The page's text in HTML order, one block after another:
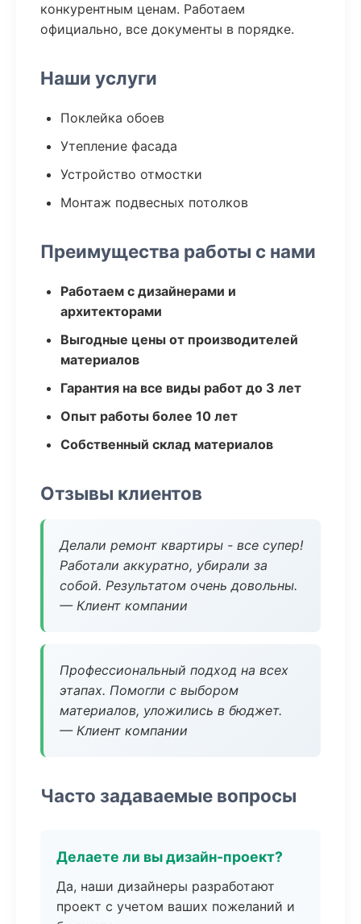
конкурентным ценам. Работаем
официально, все документы в порядке.
Наши услуги
Поклейка обоев
Утепление фасада
Устройство отмостки
Монтаж подвесных потолков
Преимущества работы с нами
Работаем с дизайнерами и
архитекторами
Выгодные цены от производителей
материалов
Гарантия на все виды работ до 3 лет
Опыт работы более 10 лет
Собственный склад материалов
Отзывы клиентов
Делали ремонт квартиры - все супер!
Работали аккуратно, убирали за
собой. Результатом очень довольны.
— Клиент компании
Профессиональный подход на всех
этапах. Помогли с выбором
материалов, уложились в бюджет.
— Клиент компании
Часто задаваемые вопросы
Делаете ли вы дизайн-проект?
Да, наши дизайнеры разработают
проект с учетом ваших пожеланий и